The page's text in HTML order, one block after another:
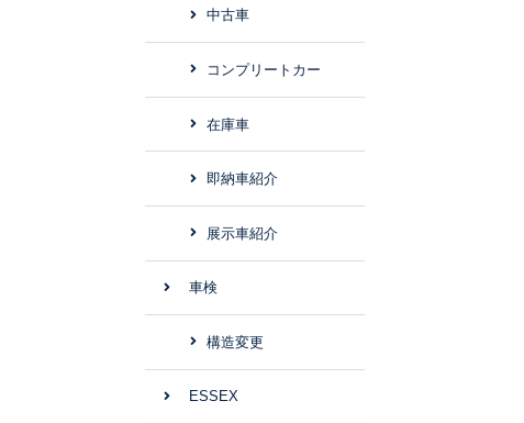
中古車
コンプリートカー
在庫車
即納車紹介
展示車紹介
車検
構造変更
ESSEX